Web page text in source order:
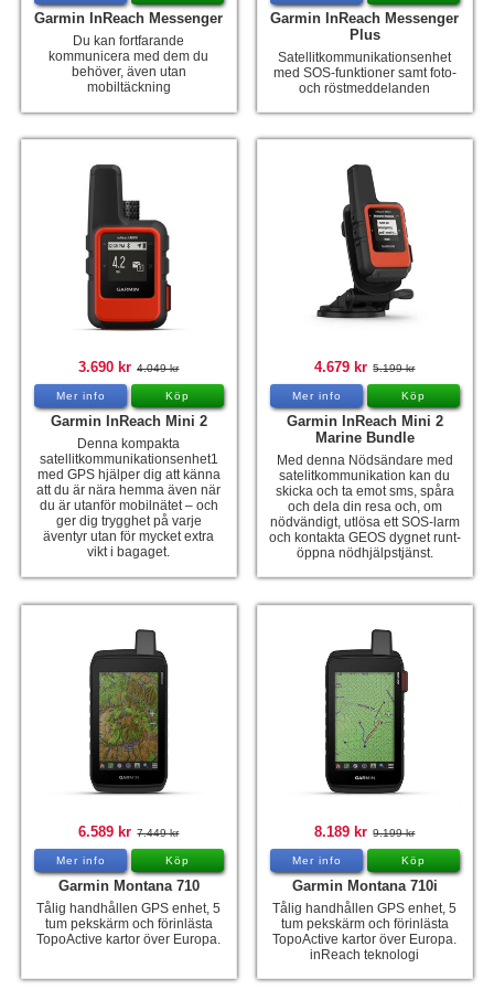
Garmin InReach Messenger
Du kan fortfarande
kommunicera med dem du
behöver, även utan
mobiltäckning
Garmin InReach Messenger
Plus
Satellitkommunikationsenhet
med SOS-funktioner samt foto-
och röstmeddelanden
3.690 kr 4.049 kr
Mer info Köp
Garmin InReach Mini 2
Denna kompakta
satellitkommunikationsenhet1
med GPS hjälper dig att känna
att du är nära hemma även när
du är utanför mobilnätet – och
ger dig trygghet på varje
äventyr utan för mycket extra
vikt i bagaget.
4.679 kr 5.199 kr
Mer info Köp
Garmin InReach Mini 2
Marine Bundle
Med denna Nödsändare med
satelitkommunikation kan du
skicka och ta emot sms, spåra
och dela din resa och, om
nödvändigt, utlösa ett SOS-larm
och kontakta GEOS dygnet runt-
öppna nödhjälpstjänst.
6.589 kr 7.449 kr
Mer info Köp
Garmin Montana 710
Tålig handhållen GPS enhet, 5
tum pekskärm och förinlästa
TopoActive kartor över Europa.
8.189 kr 9.199 kr
Mer info Köp
Garmin Montana 710i
Tålig handhållen GPS enhet, 5
tum pekskärm och förinlästa
TopoActive kartor över Europa.
inReach teknologi